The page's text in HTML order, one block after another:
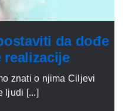
da dođe
znati o njima Ciljevi
ljudi [...]